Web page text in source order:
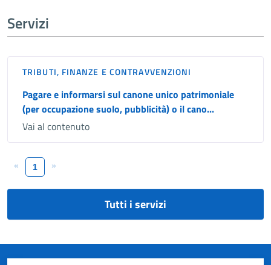
Servizi
TRIBUTI, FINANZE E CONTRAVVENZIONI
Pagare e informarsi sul canone unico patrimoniale
(per occupazione suolo, pubblicità) o il cano...
Vai al contenuto
« 1 »
Tutti i servizi